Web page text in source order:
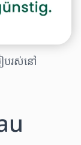
បរស់នៅ